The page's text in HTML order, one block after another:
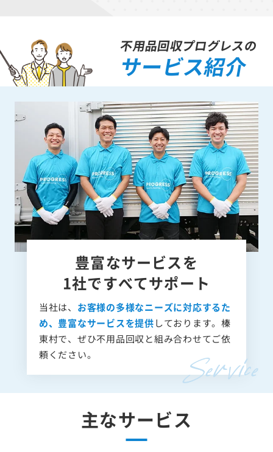
不用品回収プログレスの
サービス紹介
豊富なサービスを
1社ですべてサポート
当社は、 お客様の多様なニーズに対応するた
め、豊富なサービスを提供しております。榛
東村で、ぜひ不用品回収と組み合わせてご依
頼ください。
主なサービス